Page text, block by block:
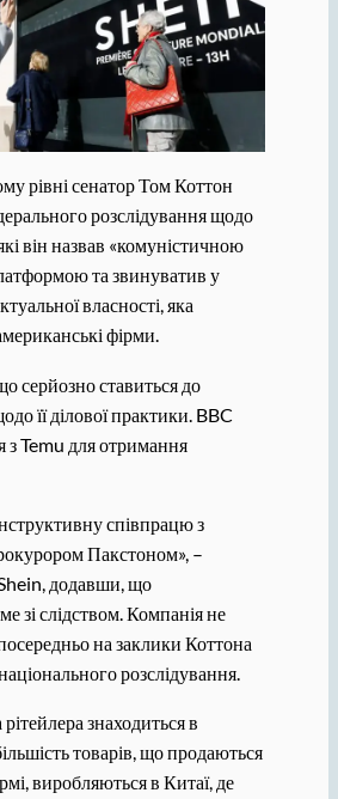
рівні сенатор Том Коттон
розслідування щодо
він назвав «комуністичною
та звинуватив у
власності, яка
фірми.
серйозно ставиться до
її ділової практики. BBC
з Temu для отримання
співпрацю з
Пакстоном», –
Shein, додавши, що
зі слідством. Компанія не
на заклики Коттона
розслідування.
знаходиться в
товарів, що продаються
виробляються в Китаї, де